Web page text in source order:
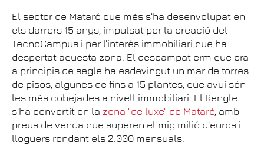
El sector de Mataró que més s'ha desenvolupat en
els darrers 15 anys, impulsat per la creació del
TecnoCampus i per l'interès immobiliari que ha
despertat aquesta zona. El descampat erm que era
a principis de segle ha esdevingut un mar de torres
de pisos, algunes de fins a 15 plantes, que avui són
les més cobejades a nivell immobiliari. El Rengle
s'ha convertit en la zona "de luxe" de Mataró , amb
preus de venda que superen el mig milió d'euros i
lloguers rondant els 2.000 mensuals.